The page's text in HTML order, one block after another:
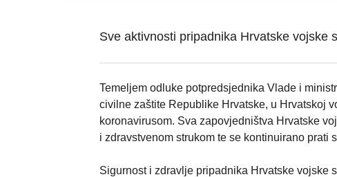
Sve aktivnosti pripadnika Hrvatske vojske
Temeljem odluke potpredsjednika Vlade i
civilne zaštite Republike Hrvatske, u Hrvatskoj
koronavirusom. Sva zapovjedništva Hrvatske
i zdravstvenom strukom te se kontinuirano prati
Sigurnost i zdravlje pripadnika Hrvatske vojske